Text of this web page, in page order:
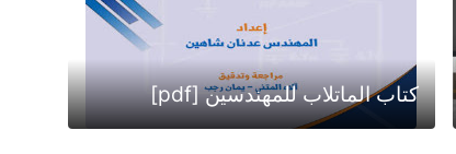
كتاب الماتلاب للمهندسين [pdf]